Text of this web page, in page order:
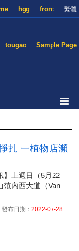
繁體
front
hgg
Sample Page
tougao
扎 一植物店瀕
】上週日（5月22
范內西大道（Van
布日期： 2022-07-28